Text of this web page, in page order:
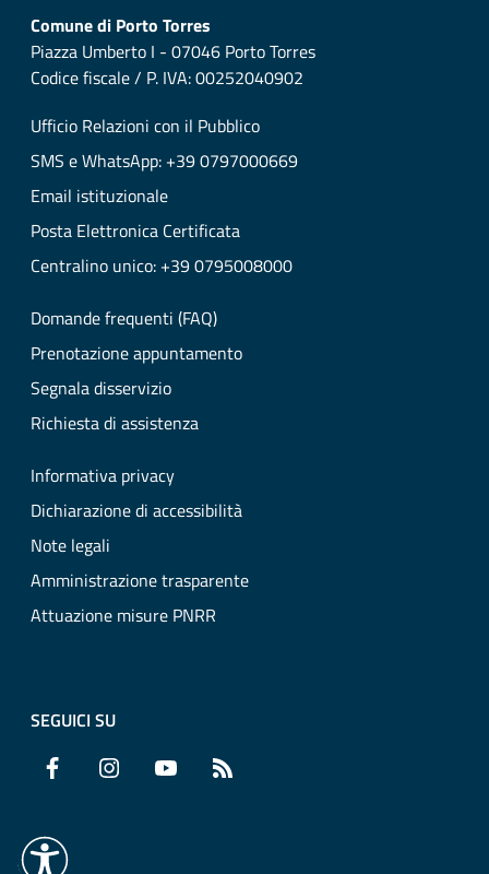
Comune di Porto Torres
Piazza Umberto I - 07046 Porto Torres
Codice fiscale / P. IVA: 00252040902
Ufficio Relazioni con il Pubblico
SMS e WhatsApp: +39 0797000669
Email istituzionale
Posta Elettronica Certificata
Centralino unico: +39 0795008000
Domande frequenti (FAQ)
Prenotazione appuntamento
Segnala disservizio
Richiesta di assistenza
Informativa privacy
Dichiarazione di accessibilità
Note legali
Amministrazione trasparente
Attuazione misure PNRR
SEGUICI SU
Facebook Instagram YouTube